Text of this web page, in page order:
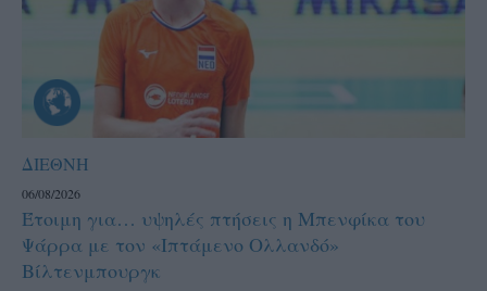
ΔΙΕΘΝΗ
06/08/2026
Έτοιμη για… υψηλές πτήσεις η Μπενφίκα του
Ψάρρα με τον «Ιπτάμενο Ολλανδό»
Βίλτενμπουργκ